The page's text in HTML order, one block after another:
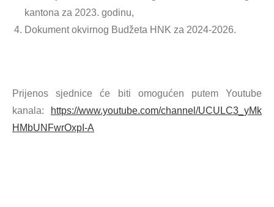
kantona za 2023. godinu,
Dokument okvirnog Budžeta HNK za 2024-2026.
Prijenos sjednice će biti omogućen putem Youtube
kanala:
https://www.youtube.com/channel/UCULC3_yMk
HMbUNFwrOxpI-A